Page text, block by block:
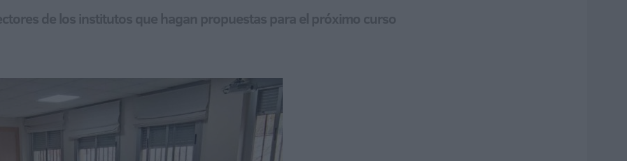
de los institutos que hagan propuestas para el próximo curso